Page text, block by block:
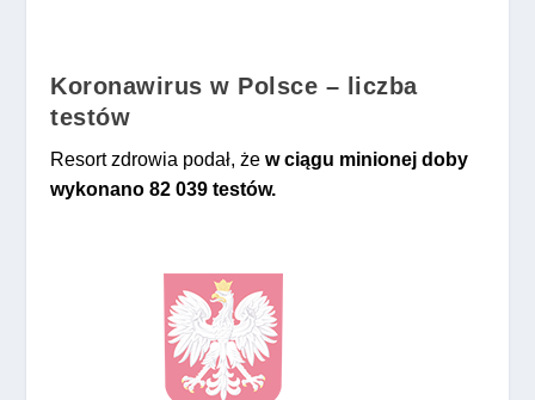
Koronawirus w Polsce – liczba
testów
Resort zdrowia podał, żew ciągu minionej doby
wykonano82 039 testów.